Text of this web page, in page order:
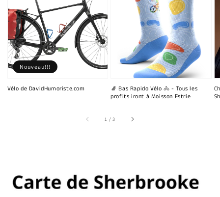
Vélo de DavidHumoriste.com
Nouveau!!!
🧦 Bas Rapido Vélo 🚴 - Tous les
profits iront à Moisson Estrie
1 /sur
3